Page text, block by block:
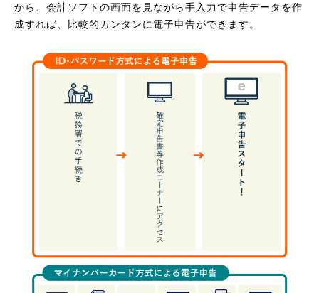
から、会計ソフトの画面を見ながら手入力で申告データを作
成すれば、比較的カンタンに電子申告ができます。